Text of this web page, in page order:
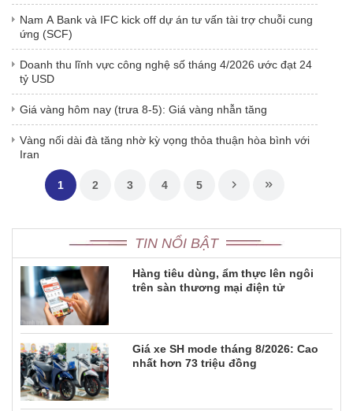
Nam A Bank và IFC kick off dự án tư vấn tài trợ chuỗi cung
ứng (SCF)
Doanh thu lĩnh vực công nghệ số tháng 4/2026 ước đạt 24
tỷ USD
Giá vàng hôm nay (trưa 8-5): Giá vàng nhẫn tăng
Vàng nối dài đà tăng nhờ kỳ vọng thỏa thuận hòa bình với
Iran
1 2 3 4 5
TIN NỔI BẬT
Hàng tiêu dùng, ẩm thực lên ngôi
trên sàn thương mại điện tử
Giá xe SH mode tháng 8/2026: Cao
nhất hơn 73 triệu đồng